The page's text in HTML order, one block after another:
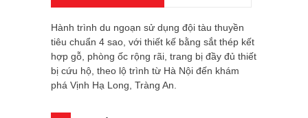
Hành trình du ngoạn sử dụng đội tàu thuyền
tiêu chuẩn 4 sao, với thiết kế bằng sắt thép kết
hợp gỗ, phòng ốc rộng rãi, trang bị đầy đủ thiết
bị cứu hộ, theo lộ trình từ Hà Nội đến khám
phá Vịnh Hạ Long, Tràng An.